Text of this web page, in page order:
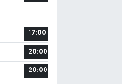
17:00
20:00
20:00